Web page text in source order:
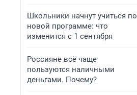
Школьники начнут учиться по
новой программе: что
изменится с 1 сентября
Россияне всё чаще
пользуются наличными
деньгами. Почему?